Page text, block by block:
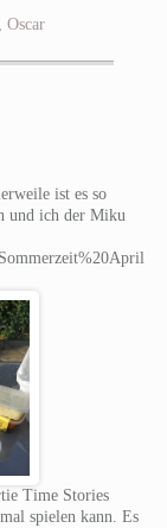
Oscar
ist es so
und ich der Miku
Time Stories
spielen kann. Es